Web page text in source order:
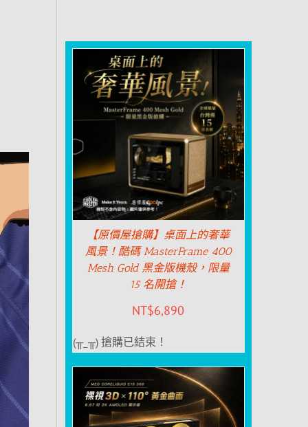
【原價屋搶購】桌面上的奢華
風景！酷碼 MasterFrame 400
Mesh Gold 黑金版機殼，限量
15 名開搶！
NT$6,890
(╥_╥) 搶購已結束！